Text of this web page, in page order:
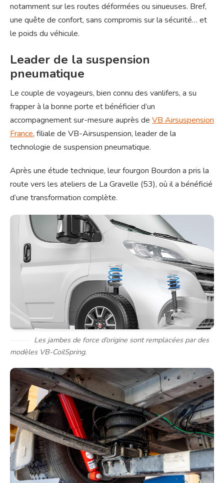
notamment sur les routes déformées ou sinueuses. Bref,
une quête de confort, sans compromis sur la sécurité… et
le poids du véhicule.
Leader de la suspension
pneumatique
Le couple de voyageurs, bien connu des vanlifers, a su
frapper à la bonne porte et bénéficier d’un
accompagnement sur-mesure auprès de VB Airsuspension
France, filiale de VB-Airsuspension, leader de la
technologie de suspension pneumatique.
Après une étude technique, leur fourgon Bourdon a pris la
route vers les ateliers de La Gravelle (53), où il a bénéficié
d’une transformation complète.
Les jambes de force d’origine sont remplacées par des
modèles VB-CoilSpring.